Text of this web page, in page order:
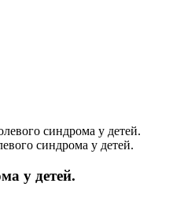
синдрома у детей.
синдрома у детей.
у детей.